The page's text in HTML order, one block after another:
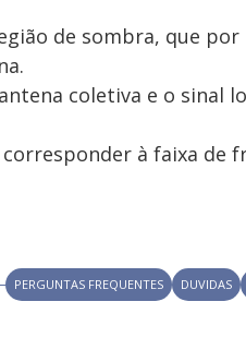
de sombra, que
coletiva e o sinal
à faixa de
PERGUNTAS FREQUENTES DUVIDAS